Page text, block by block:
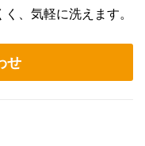
、気軽に洗えます。
せ